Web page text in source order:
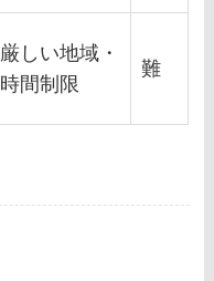
厳しい地域・
時間制限
難